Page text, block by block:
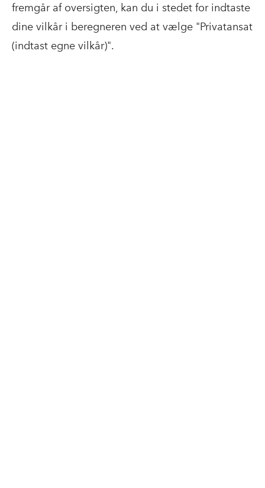
fremgår af oversigten, kan du i stedet for indtaste
dine vilkår i beregneren ved at vælge "Privatansat
(indtast egne vilkår)".